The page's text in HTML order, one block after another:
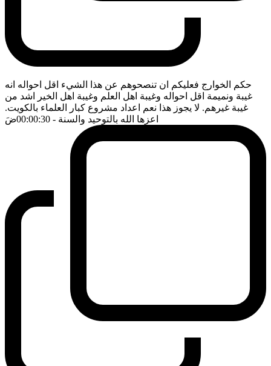
حكم الخوارج فعليكم ان تنصحوهم عن هذا الشيء اقل احواله انه
غيبة ونميمة اقل احواله وغيبة اهل العلم وغيبة اهل الخير اشد من
غيبة غيرهم. لا يجوز هذا نعم اعداد مشروع كبار العلماء بالكويت.
اعزها الله بالتوحيد والسنة - 00:00:30 ضَ